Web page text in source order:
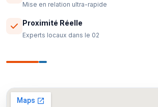
Mise en relation ultra-rapide
Proximité Réelle
Experts locaux dans le 02